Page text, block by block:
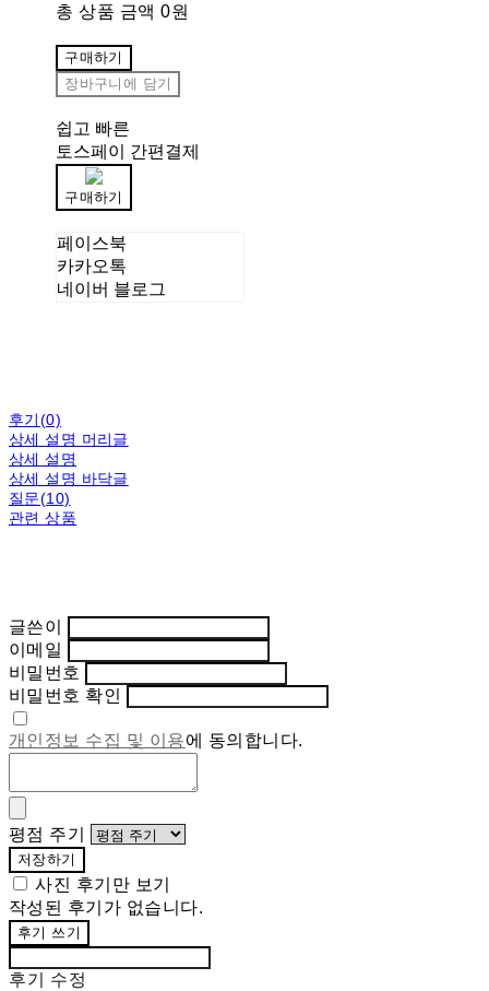
총 상품 금액 0원
구매하기
장바구니에 담기
쉽고 빠른
토스페이 간편결제
구매하기
페이스북
카카오톡
네이버 블로그
후기(0)
상세 설명 머리글
상세 설명
상세 설명 바닥글
질문(10)
관련 상품
글쓴이
이메일
비밀번호
비밀번호 확인
개인정보 수집 및 이용에 동의합니다.
평점 주기
저장하기
사진 후기만 보기
작성된 후기가 없습니다.
후기 쓰기
후기 수정